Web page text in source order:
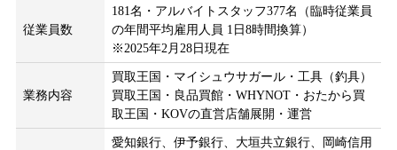
従業員数
181名・アルバイトスタッフ377名（臨時従業員
の年間平均雇用人員 1日8時間換算）
※2025年2月28日現在
業務内容
買取王国・マイシュウサガール・工具（釣具）
買取王国・良品買館・WHYNOT・おたから買
取王国・KOVの直営店舗展開・運営
愛知銀行、伊予銀行、大垣共立銀行、岡崎信用